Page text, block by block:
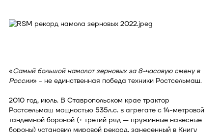
«Самый большой намолот зерновых за 8-часовую смену в
России» - не единственная победа техники Ростсельмаш.
2010 год, июль. В Ставропольском крае трактор
Ростсельмаш мощностью 535л.с. в агрегате с 14-метровой
тандемной бороной (+ третий ряд — пружинные навесные
бороны) установил мировой рекорд, занесенный в Книгу